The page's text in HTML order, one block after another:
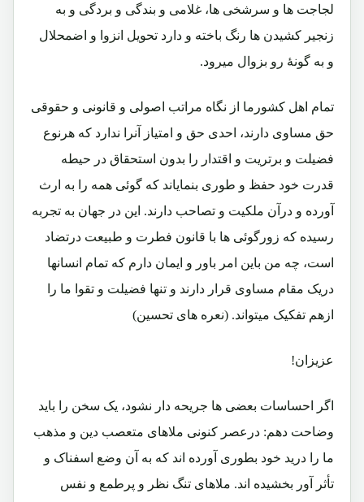
لجاجت ها و سرشخی ها، غلامی و بندگی و بردگی و به
زنجیر کشیدن ها رنگ باخته و دارد تحویل انزوا و اضمحلال
و به گونۀ رو بزوال میرود.
تمام اهل کشورما از نگاه مراتب اصولی و قانونی و حقوقی
حق مساوی دارند، احدی حق و امتیاز آنرا ندارد که هرنوع
فضیلت و برتریت و اقتدار را بدون استحقاق در حیطه
قدرت خود حفظ و طوری بنمایاند که گوئی همه را به ارث
آورده و درآن ملکیت و تصاحب دارند. این در جهان به تجربه
رسیده که زورگوئی ها با قانون فطرت و طبیعت درتضاد
است، چه من باین امر باور و ایمان دارم که تمام انسانها
دریک مقام مساوی قرار دارند و تنها فضیلت و تقوا ما را
ازهم تفکیک میتواند. (نعره های تحسین)
عزیزان!
اگر احساسات بعضی ها جریحه دار نشود، یک سخن را باید
وضاحت دهم: درعصر کنونی ملاهای متعصب دین و مذهب
ما را درید خود بطوری آورده اند که به آن وضع اسفناک و
تأثر آور بخشیده اند. ملاهای تنگ نظر و پرطمع و نفس